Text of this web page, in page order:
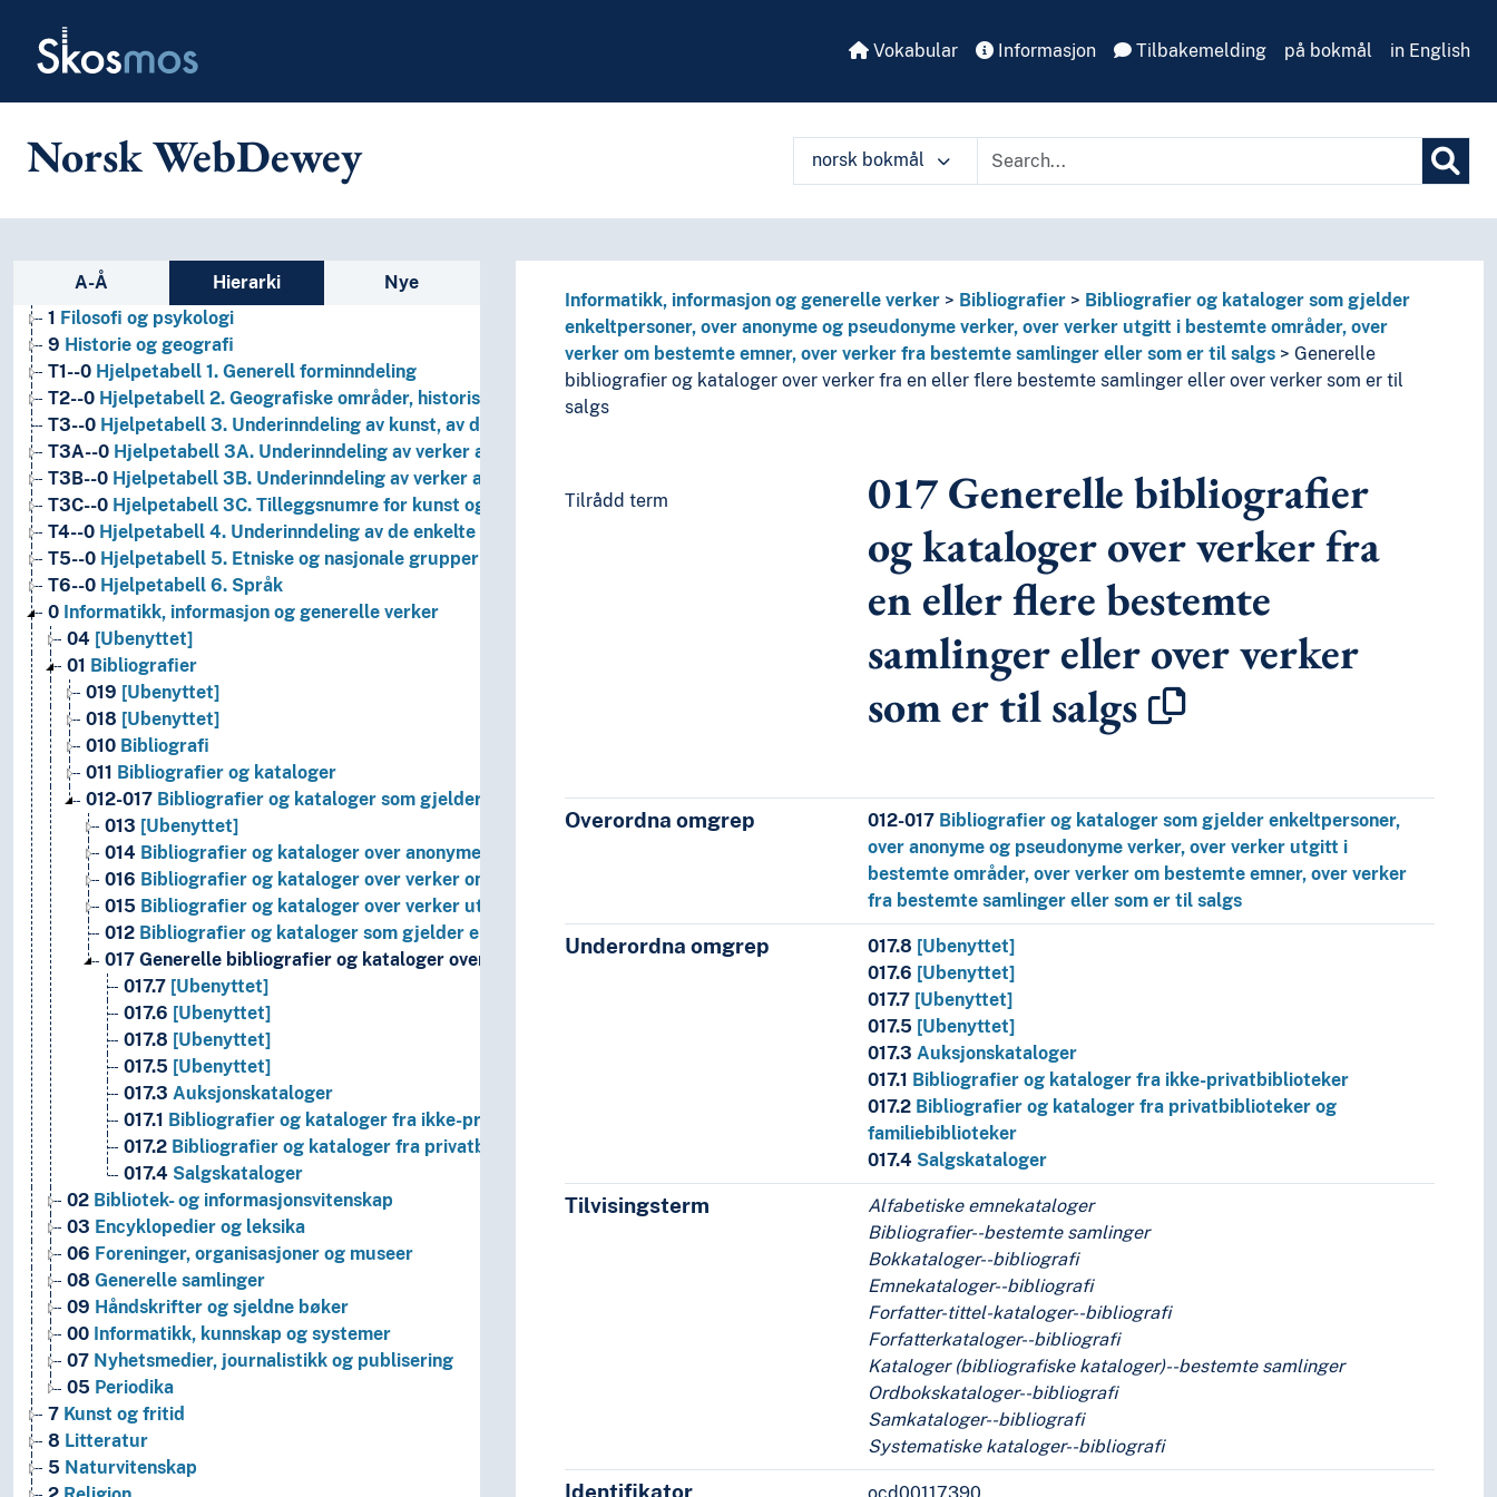
Skosmos Vokabular Informasjon Tilbakemelding på bokmål in English
Norsk WebDewey norsk bokmål
Sidefelt: navigér i vokabularet
A-Å Hierarki
Nye
1 Filosofi og psykologi
9 Historie og geografi
T1--0 Hjelpetabell 1. Generell forminndeling
T2--0 Hjelpetabell 2. Geografiske områder, historiske perioder, biografier
T3--0 Hjelpetabell 3. Underinndeling av kunst, av de enkelte språks litteraturer, av bestemte litterære former
T3A--0 Hjelpetabell 3A. Underinndeling av verker av eller om de enkelte forfattere
T3B--0 Hjelpetabell 3B. Underinndeling av verker av eller om mer enn én forfatter
T3C--0 Hjelpetabell 3C. Tilleggsnumre for kunst og litteratur
T4--0 Hjelpetabell 4. Underinndeling av de enkelte språk og språkgrupper
T5--0 Hjelpetabell 5. Etniske og nasjonale grupper
T6--0 Hjelpetabell 6. Språk
0 Informatikk, informasjon og generelle verker
04 [Ubenyttet]
01 Bibliografier
019 [Ubenyttet]
018 [Ubenyttet]
010 Bibliografi
011 Bibliografier og kataloger
012-017 Bibliografier og kataloger som gjelder enkeltpersoner, over anonyme og pseudonyme verker, over verker utgitt i bestemte områder, over verker om
013 [Ubenyttet]
014 Bibliografier og kataloger over anonyme og pseudonyme verker
016 Bibliografier og kataloger over verker om bestemte emner
015 Bibliografier og kataloger over verker utgitt i bestemte områder
012 Bibliografier og kataloger som gjelder enkeltpersoner
017 Generelle bibliografier og kataloger over verker fra en eller flere bestemte samlinger eller over verker som er til salgs
017.7 [Ubenyttet]
017.6 [Ubenyttet]
017.8 [Ubenyttet]
017.5 [Ubenyttet]
017.3 Auksjonskataloger
017.1 Bibliografier og kataloger fra ikke-privatbiblioteker
017.2 Bibliografier og kataloger fra privatbiblioteker og familiebiblioteker
017.4 Salgskataloger
02 Bibliotek- og informasjonsvitenskap
03 Encyklopedier og leksika
06 Foreninger, organisasjoner og museer
08 Generelle samlinger
09 Håndskrifter og sjeldne bøker
00 Informatikk, kunnskap og systemer
07 Nyhetsmedier, journalistikk og publisering
05 Periodika
7 Kunst og fritid
8 Litteratur
5 Naturvitenskap
Informatikk, informasjon og generelle verker Bibliografier
Bibliografier og kataloger som gjelder
enkeltpersoner, over anonyme og pseudonyme verker, over verker utgitt i bestemte områder, over
verker om bestemte emner, over verker fra bestemte samlinger eller som er til salgs
Generelle
bibliografier og kataloger over verker fra en eller flere bestemte samlinger eller over verker som er til
salgs
Tilrådd term 017Generelle bibliografier
og kataloger over verker fra
en eller flere bestemte
samlinger eller over verker
som er til salgs
Overordna omgrep 012-017 Bibliografier og kataloger som gjelder enkeltpersoner,
over anonyme og pseudonyme verker, over verker utgitt i
bestemte områder, over verker om bestemte emner, over verker
fra bestemte samlinger eller som er til salgs
Underordna omgrep 017.8 [Ubenyttet]
017.6 [Ubenyttet]
017.7 [Ubenyttet]
017.5 [Ubenyttet]
017.3Auksjonskataloger
017.1 Bibliografier og kataloger fra ikke-privatbiblioteker
017.2 Bibliografier og kataloger fra privatbiblioteker og
familiebiblioteker
017.4 Salgskataloger
Tilvisingsterm
Alfabetiske emnekataloger
Bibliografier--bestemte samlinger
Bokkataloger--bibliografi
Emnekataloger--bibliografi
Forfatter-tittel-kataloger--bibliografi
Forfatterkataloger--bibliografi
Kataloger (bibliografiske kataloger)--bestemte samlinger
Ordbokskataloger--bibliografi
Samkataloger--bibliografi
Systematiske kataloger--bibliografi
Identifikator